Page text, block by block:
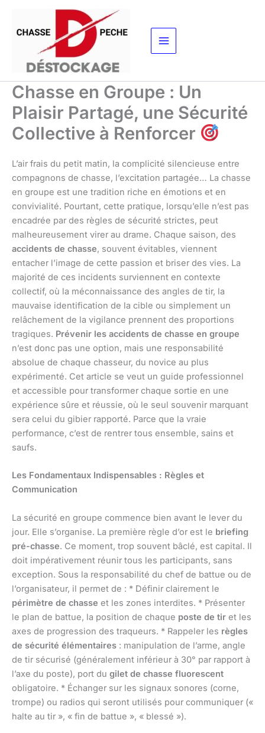
contenu
Chasse en Groupe : Un
Plaisir Partagé, une Sécurité
Collective à Renforcer
L’air frais du petit matin, la complicité silencieuse entre
compagnons de chasse, l’excitation partagée… La chasse
en groupe est une tradition riche en émotions et en
convivialité. Pourtant, cette pratique, lorsqu’elle n’est pas
encadrée par des règles de sécurité strictes, peut
malheureusement virer au drame. Chaque saison, des
accidents de chasse, souvent évitables, viennent
entacher l’image de cette passion et briser des vies. La
majorité de ces incidents surviennent en contexte
collectif, où la méconnaissance des angles de tir, la
mauvaise identification de la cible ou simplement un
relâchement de la vigilance prennent des proportions
tragiques. Prévenir les accidents de chasse en groupe
n’est donc pas une option, mais une responsabilité
absolue de chaque chasseur, du novice au plus
expérimenté. Cet article se veut un guide professionnel
et accessible pour transformer chaque sortie en une
expérience sûre et réussie, où le seul souvenir marquant
sera celui du gibier rapporté. Parce que la vraie
performance, c’est de rentrer tous ensemble, sains et
saufs.
Les Fondamentaux Indispensables : Règles et
Communication
La sécurité en groupe commence bien avant le lever du
jour. Elle s’organise. La première règle d’or est le briefing
pré-chasse. Ce moment, trop souvent bâclé, est capital. Il
doit impérativement réunir tous les participants, sans
exception. Sous la responsabilité du chef de battue ou de
l’organisateur, il permet de : * Définir clairement le
périmètre de chasse et les zones interdites. * Présenter
le plan de battue, la position de chaque poste de tir et les
axes de progression des traqueurs. * Rappeler les règles
de sécurité élémentaires : manipulation de l’arme, angle
de tir sécurisé (généralement inférieur à 30° par rapport à
l’axe du poste), port du gilet de chasse fluorescent
obligatoire. * Échanger sur les signaux sonores (corne,
trompe) ou radios qui seront utilisés pour communiquer («
halte au tir », « fin de battue », « blessé »).